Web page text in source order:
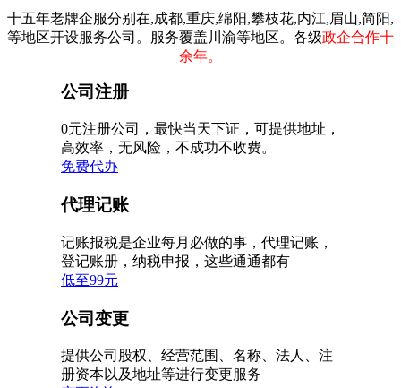
十五年老牌企服分别在,成都,重庆,绵阳,攀枝花,内江,眉山,简阳,
等地区开设服务公司。服务覆盖川渝等地区。各级政企合作十
余年。
公司注册
0元注册公司，最快当天下证，可提供地址，
高效率，无风险，不成功不收费。
免费代办
代理记账
记账报税是企业每月必做的事，代理记账，
登记账册，纳税申报，这些通通都有
低至99元
公司变更
提供公司股权、经营范围、名称、法人、注
册资本以及地址等进行变更服务